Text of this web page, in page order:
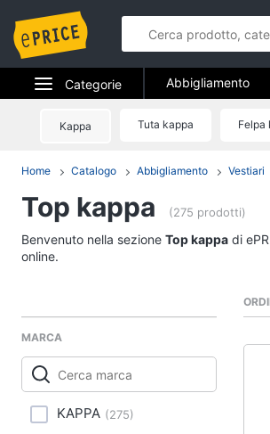
Categorie
Elettrodomestici
Telefonia
Tv e Home Cinema
Videogiochi
Audio e musica
Abbigliamento
Kappa Tuta kappa Felpa
Home Catalogo Abbigliamento Vestiari
Top kappa (275 prodotti)
Benvenuto nella sezione Top kappa di
online.
MARCA
KAPPA (275)